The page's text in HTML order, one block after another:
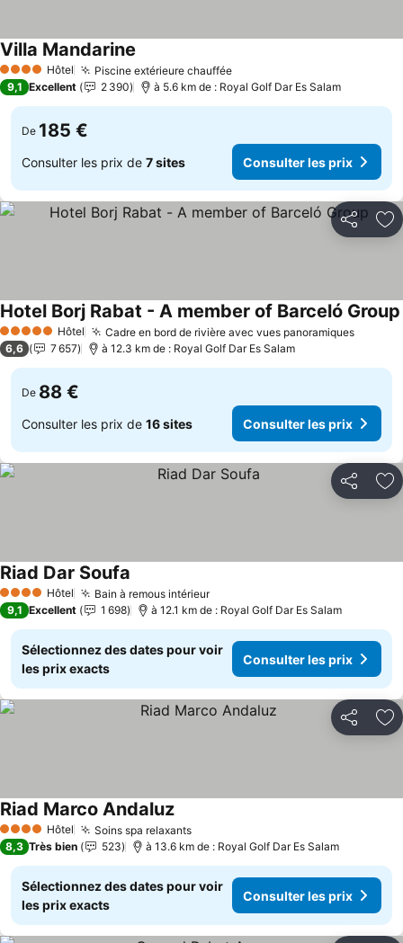
4 Étoiles Hôtel Piscine extérieure chaufféeConsulter les prix
Villa Mandarine
9,1 Excellent 2 390 à 5.6 km de : Royal Golf Dar Es Salam
De 185 €
Consulter les prix de 7 sites Consulter les prix
Partager
5 Étoiles Hôtel Cadre en bord de rivière avec vues panoramiques
Hotel Borj Rabat - A member of Barceló Group
6,6 7 657 à 12.3 km de : Royal Golf Dar Es Salam
De 88 €
Consulter les prix de 16 sites Consulter les prix
Partager
4 Étoiles Hôtel Bain à remous intérieurConsulter les prix
Riad Dar Soufa
9,1 Excellent 1 698 à 12.1 km de : Royal Golf Dar Es Salam
Sélectionnez des dates pour voir
les prix exacts
Consulter les prix
Partager
4 Étoiles Hôtel Soins spa relaxantsConsulter les prix
Riad Marco AndaluzConsulter les prix
8,3 Très bien 523 à 13.6 km de : Royal Golf Dar Es Salam
Sélectionnez des dates pour voir
les prix exacts
Consulter les prix